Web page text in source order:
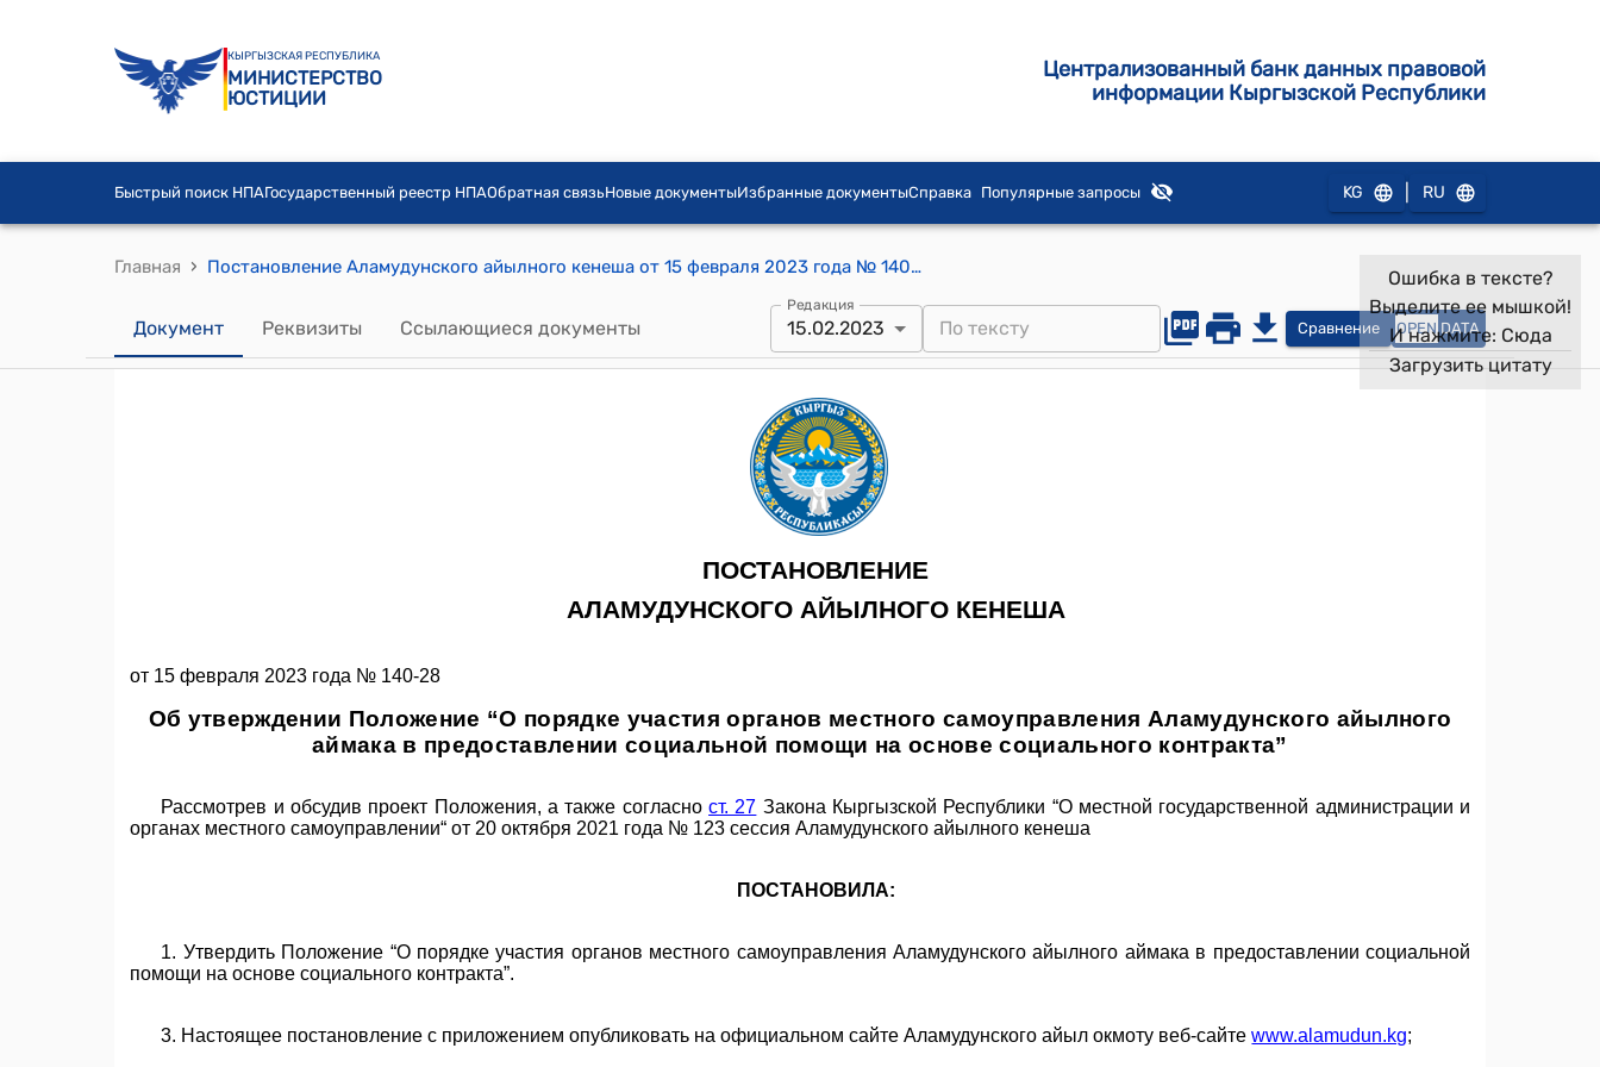
КЫРГЫЗСКАЯ РЕСПУБЛИКА
МИНИСТЕРСТВО
ЮСТИЦИИ
Централизованный банк данных правовой
информации Кыргызской Республики
Быстрый поиск НПАГосударственный реестр НПАОбратная связьНовые документыИзбранные документыСправка Популярные запросы KG RU
Главная › Постановление Аламудунского айылного кенеша от 15 февраля 2023 года № 140-28 "Об утверждении Положение “О порядке участия органов местного самоуправления Аламудунского айылного аймака в предоставлении социальной помощи на основе социального контракта”
Документ Реквизиты Ссылающиеся документы
Редакция
15.02.2023 Сравнение OPEN DATA
Ошибка в тексте?
Выделите ее мышкой!
И нажмите: Сюда
Загрузить цитату